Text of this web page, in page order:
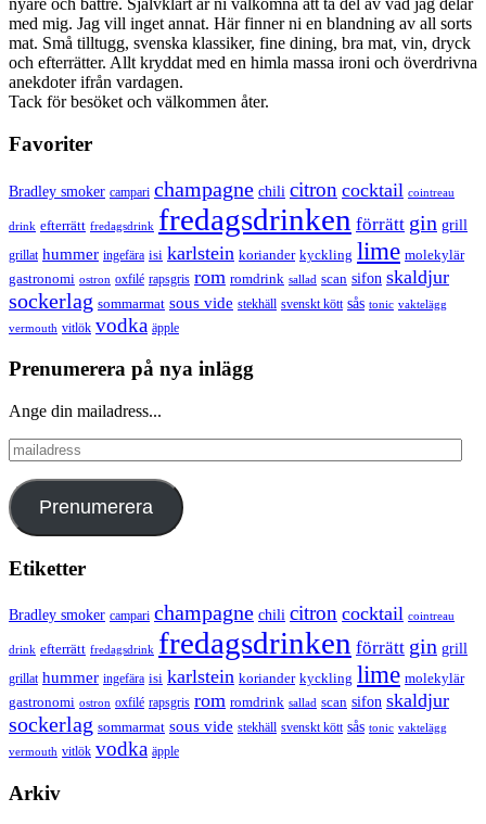
nyare och bättre. Självklart är ni välkomna att ta del av vad jag delar
med mig. Jag vill inget annat. Här finner ni en blandning av all sorts
mat. Små tilltugg, svenska klassiker, fine dining, bra mat, vin, dryck
och efterrätter. Allt kryddat med en himla massa ironi och överdrivna
anekdoter ifrån vardagen.
Tack för besöket och välkommen åter.
Favoriter
Bradley smoker campari champagne chili citron cocktail cointreau
drink efterrätt fredagsdrink fredagsdrinken förrätt gin grill
grillat hummer ingefära isi karlstein koriander kyckling lime molekylär
gastronomi ostron oxfilé rapsgris rom romdrink sallad scan sifon skaldjur
sockerlag sommarmat sous vide stekhäll svenskt kött sås tonic vaktelägg
vermouth vitlök vodka äpple
Prenumerera på nya inlägg
Ange din mailadress...
mailadress
Prenumerera
Etiketter
Bradley smoker campari champagne chili citron cocktail cointreau
drink efterrätt fredagsdrink fredagsdrinken förrätt gin grill
grillat hummer ingefära isi karlstein koriander kyckling lime molekylär
gastronomi ostron oxfilé rapsgris rom romdrink sallad scan sifon skaldjur
sockerlag sommarmat sous vide stekhäll svenskt kött sås tonic vaktelägg
vermouth vitlök vodka äpple
Arkiv